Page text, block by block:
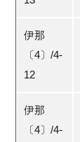
伊那
〔4〕/4-
12
伊那
〔4〕/4-